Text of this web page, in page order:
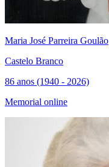
Maria José Parreira Goulão
Castelo Branco
86 anos (1940 - 2026)
Memorial online